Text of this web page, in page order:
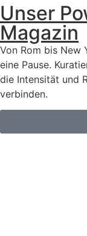
Unser
Magazin
Von Rom bis New
eine Pause.
die Intensität und
verbinden.